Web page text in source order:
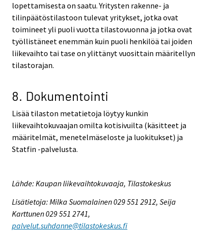
lopettamisesta on saatu. Yritysten rakenne- ja
tilinpäätöstilastoon tulevat yritykset, jotka ovat
toimineet yli puoli vuotta tilastovuonna ja jotka ovat
työllistäneet enemmän kuin puoli henkilöä tai joiden
liikevaihto tai tase on ylittänyt vuosittain määritellyn
tilastorajan.
8. Dokumentointi
Lisää tilaston metatietoja löytyy kunkin
liikevaihtokuvaajan omilta kotisivuilta (käsitteet ja
määritelmät, menetelmäseloste ja luokitukset) ja
Statfin -palvelusta.
Lähde: Kaupan liikevaihtokuvaaja, Tilastokeskus
Lisätietoja: Milka Suomalainen 029 551 2912, Seija
Karttunen 029 551 2741,
palvelut.suhdanne@tilastokeskus.fi